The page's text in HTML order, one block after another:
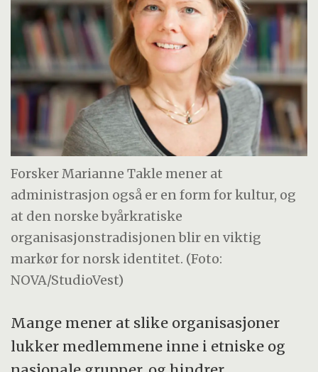
Forsker Marianne Takle mener at
administrasjon også er en form for kultur, og
at den norske byårkratiske
organisasjonstradisjonen blir en viktig
markør for norsk identitet. (Foto:
NOVA/StudioVest)
Mange mener at slike organisasjoner
lukker medlemmene inne i etniske og